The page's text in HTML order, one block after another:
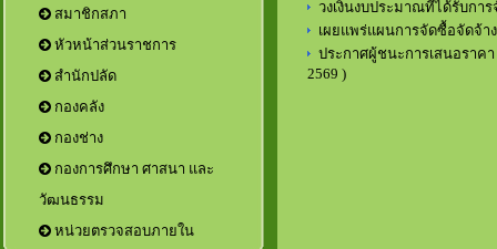
สมาชิกสภา
หัวหน้าส่วนราชการ
กองการศึกษา ศาสนา และ
วัฒนธรรม
หน่วยตรวจสอบภายใน
วงเงินงบประมาณที่ได้รับกา
เผยแพร่แผนการจัดซื้อจัดจ้า
ประกาศผู้ชนะการเสนอราค
2569 )